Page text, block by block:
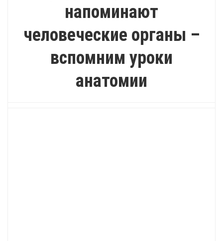
напоминают
человеческие органы –
вспомним уроки
анатомии